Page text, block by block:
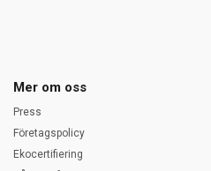
Mer om oss
Press
Företagspolicy
Ekocertifiering